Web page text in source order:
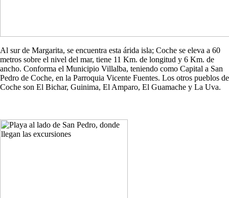
Al sur de Margarita, se encuentra esta árida isla; Coche se eleva a 60
metros sobre el nivel del mar, tiene 11 Km. de longitud y 6 Km. de
ancho. Conforma el Municipio Villalba, teniendo como Capital a San
Pedro de Coche, en la Parroquia Vicente Fuentes. Los otros pueblos de
Coche son El Bichar, Guinima, El Amparo, El Guamache y La Uva.